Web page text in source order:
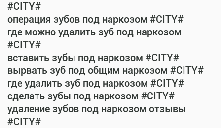
#CITY#
операция зубов под наркозом #CITY#
где можно удалить зуб под наркозом
#CITY#
вставить зубы под наркозом #CITY#
вырвать зуб под общим наркозом #CITY#
где удалить зуб под наркозом #CITY#
сделать зубы под наркозом #CITY#
удаление зубов под наркозом отзывы
#CITY#